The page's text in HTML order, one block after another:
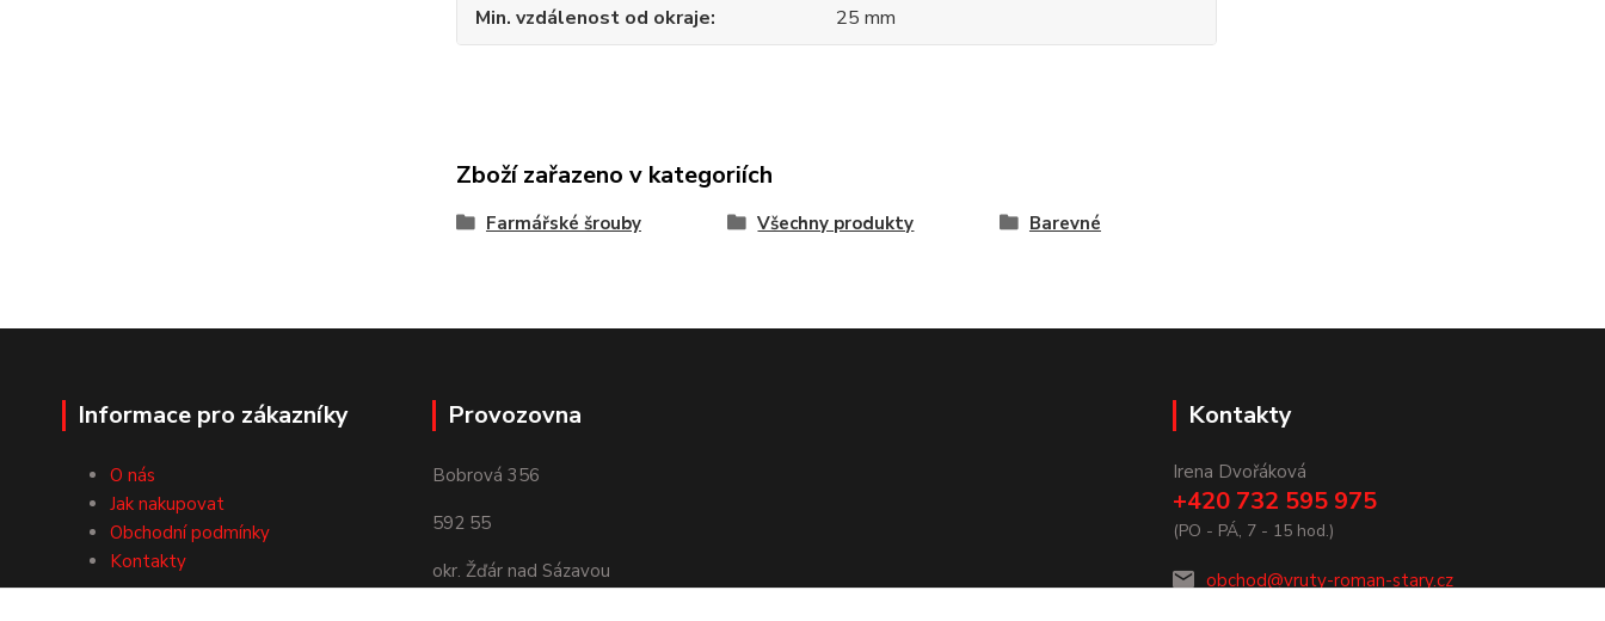
Min. vzdálenost od okraje
25 mm
Zboží zařazeno v kategoriích
Farmářské šrouby Všechny produkty Barevné
Informace pro zákazníky
O nás
Jak nakupovat
Obchodní podmínky
Kontakty
Provozovna
Bobrová 356
592 55
okr. Žďár nad Sázavou
Kontakty
Irena Dvořáková
+420 732 595 975
(PO - PÁ, 7 - 15 hod.)
obchod@vruty-roman-stary.cz